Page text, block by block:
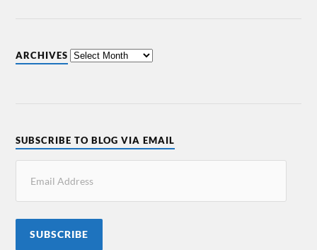
ARCHIVES
SUBSCRIBE TO BLOG VIA EMAIL
SUBSCRIBE